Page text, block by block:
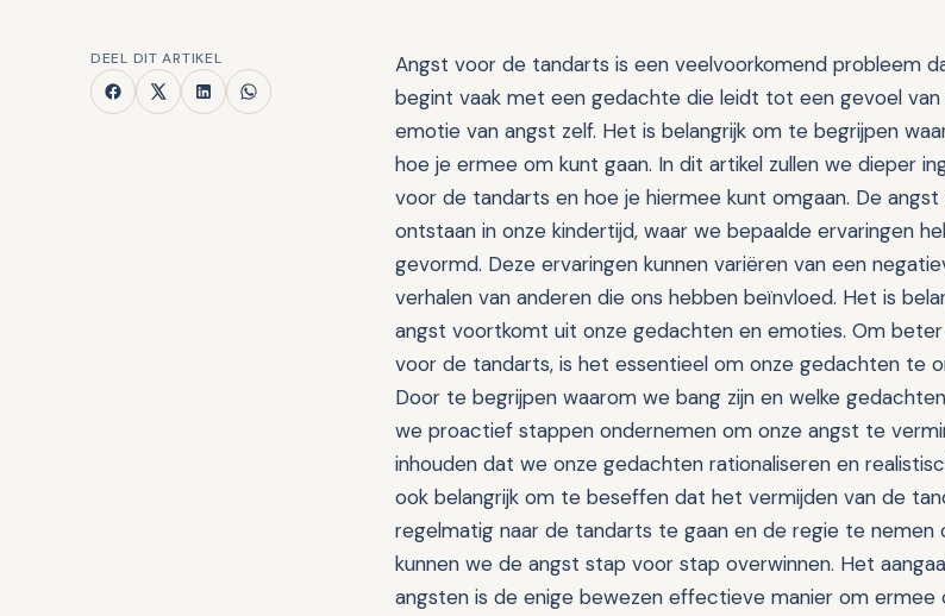
DEEL DIT ARTIKEL
Angst voor de tandarts is een veelvoorkomend probleem
begint vaak met een gedachte die leidt tot een gevoel
emotie van angst zelf. Het is belangrijk om te begrijpen
hoe je ermee om kunt gaan. In dit artikel zullen we dieper
voor de tandarts en hoe je hiermee kunt omgaan. De
ontstaan in onze kindertijd, waar we bepaalde ervaringen
gevormd. Deze ervaringen kunnen variëren van een
verhalen van anderen die ons hebben beïnvloed. Het is
angst voortkomt uit onze gedachten en emoties. Om
voor de tandarts, is het essentieel om onze gedachten te
Door te begrijpen waarom we bang zijn en welke
we proactief stappen ondernemen om onze angst te
inhouden dat we onze gedachten rationaliseren en
ook belangrijk om te beseffen dat het vermijden van de
regelmatig naar de tandarts te gaan en de regie te nemen
kunnen we de angst stap voor stap overwinnen. Het
angsten is de enige bewezen effectieve manier om